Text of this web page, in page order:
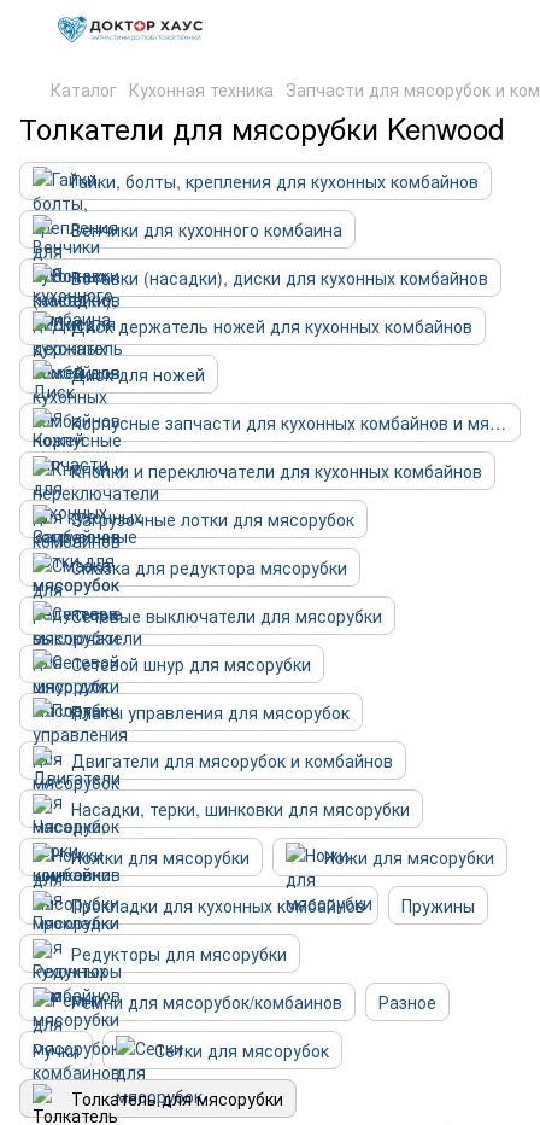
Каталог Кухонная техника Запчасти для мясорубок и
Толкатели для мясорубки Kenwood
Гайки, болты, крепления для кухонных комбайнов
Венчики для кухонного комбаина
Вставки (насадки), диски для кухонных комбайнов
Диск держатель ножей для кухонных комбайнов
Диск для ножей
Корпусные запчасти для кухонных комбайнов и мясорубок
Кнопки и переключатели для кухонных комбайнов
Загрузочные лотки для мясорубок
Смазка для редуктора мясорубки
Сетевые выключатели для мясорубки
Сетевой шнур для мясорубки
Платы управления для мясорубок
Двигатели для мясорубок и комбайнов
Насадки, терки, шинковки для мясорубки
Ножки для мясорубки
Ножи для мясорубки
Прокладки для кухонных комбайнов
Пружины
Редукторы для мясорубки
Ремни для мясорубок/комбаинов
Разное
Ручки
Сетки для мясорубок
Толкатель для мясорубки